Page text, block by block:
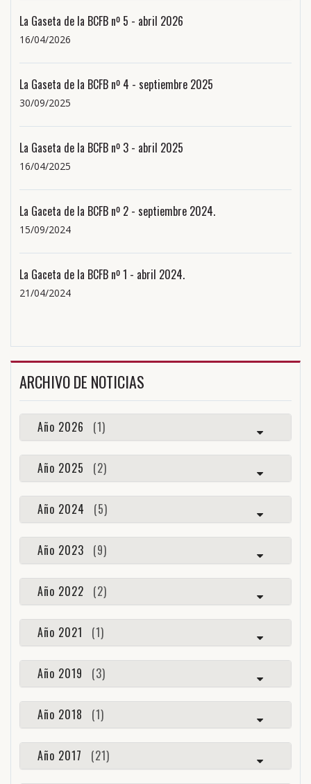
La Gaseta de la BCFB nº 5 - abril 2026
16/04/2026
La Gaseta de la BCFB nº 4 - septiembre 2025
30/09/2025
La Gaseta de la BCFB nº 3 - abril 2025
16/04/2025
La Gaceta de la BCFB nº 2 - septiembre 2024.
15/09/2024
La Gaceta de la BCFB nº 1 - abril 2024.
21/04/2024
ARCHIVO DE NOTICIAS
Año 2026 (1)
Año 2025 (2)
Año 2024 (5)
Año 2023 (9)
Año 2022 (2)
Año 2021 (1)
Año 2019 (3)
Año 2018 (1)
Año 2017 (21)